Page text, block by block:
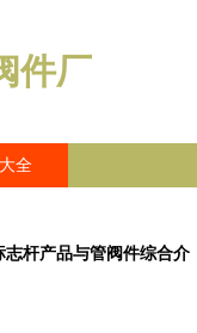
件厂
全
志杆产品与管阀件综合介